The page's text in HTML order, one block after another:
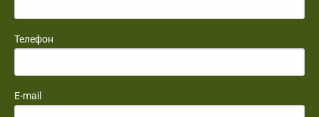
Телефон
E-mail